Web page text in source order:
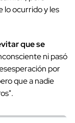
lo ocurrido y les
que se
ni pasó
por
que a nadie